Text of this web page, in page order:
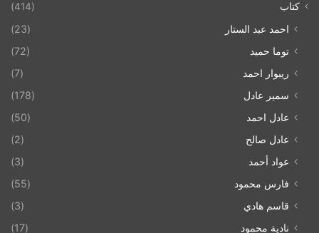
كتاب
(414)
احمد عبد الستار
(23)
توما حميد
(72)
ريبوار احمد
(7)
سمير عادل
(178)
عادل احمد
(50)
عادل صالح
(2)
عواد أحمد
(3)
فارس محمود
(55)
قاسم هادي
(3)
نادية محمود
(17)